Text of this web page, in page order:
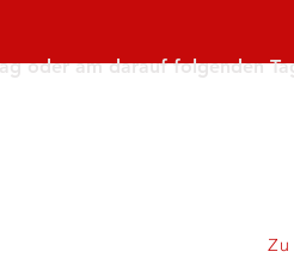
oder am darauf folgenden